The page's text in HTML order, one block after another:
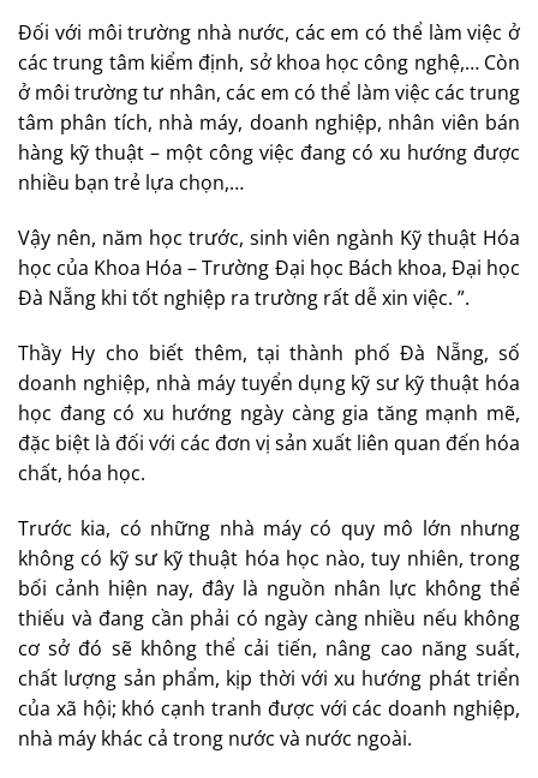
Đối với môi trường nhà nước, các em có thể làm việc ở
các trung tâm kiểm định, sở khoa học công nghệ,… Còn
ở môi trường tư nhân, các em có thể làm việc các trung
tâm phân tích, nhà máy, doanh nghiệp, nhân viên bán
hàng kỹ thuật – một công việc đang có xu hướng được
nhiều bạn trẻ lựa chọn,…
Vậy nên, năm học trước, sinh viên ngành Kỹ thuật Hóa
học của Khoa Hóa – Trường Đại học Bách khoa, Đại học
Đà Nẵng khi tốt nghiệp ra trường rất dễ xin việc. ”.
Thầy Hy cho biết thêm, tại thành phố Đà Nẵng, số
doanh nghiệp, nhà máy tuyển dụng kỹ sư kỹ thuật hóa
học đang có xu hướng ngày càng gia tăng mạnh mẽ,
đặc biệt là đối với các đơn vị sản xuất liên quan đến hóa
chất, hóa học.
Trước kia, có những nhà máy có quy mô lớn nhưng
không có kỹ sư kỹ thuật hóa học nào, tuy nhiên, trong
bối cảnh hiện nay, đây là nguồn nhân lực không thể
thiếu và đang cần phải có ngày càng nhiều nếu không
cơ sở đó sẽ không thể cải tiến, nâng cao năng suất,
chất lượng sản phẩm, kịp thời với xu hướng phát triển
của xã hội; khó cạnh tranh được với các doanh nghiệp,
nhà máy khác cả trong nước và nước ngoài.